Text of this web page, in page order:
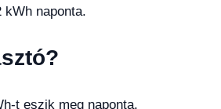
naponta.
t eszik meg naponta.